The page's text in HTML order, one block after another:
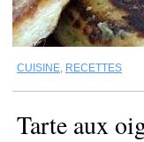
CUISINE, RECETTES
Tarte aux